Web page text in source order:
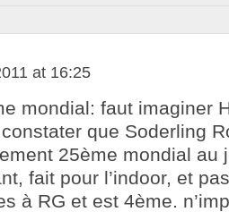
at 16:25
mondial: faut imaginer
que Soderling
25ème mondial au
fait pour l’indoor, et
à RG et est 4ème.